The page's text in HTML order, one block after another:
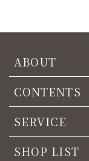
ABOUT
CONTENTS
SERVICE
SHOP LIST